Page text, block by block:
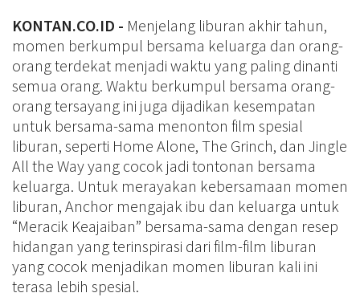
KONTAN.CO.ID - Menjelang liburan akhir tahun,
momen berkumpul bersama keluarga dan orang-
orang terdekat menjadi waktu yang paling dinanti
semua orang. Waktu berkumpul bersama orang-
orang tersayang ini juga dijadikan kesempatan
untuk bersama-sama menonton film spesial
liburan, seperti Home Alone, The Grinch, dan Jingle
All the Way yang cocok jadi tontonan bersama
keluarga. Untuk merayakan kebersamaan momen
liburan, Anchor mengajak ibu dan keluarga untuk
“Meracik Keajaiban” bersama-sama dengan resep
hidangan yang terinspirasi dari film-film liburan
yang cocok menjadikan momen liburan kali ini
terasa lebih spesial.